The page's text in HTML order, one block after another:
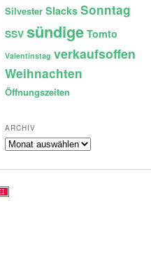
Silvester Slacks Sonntag
SSV sündige Tomto
Valentinstag verkaufsoffen
Weihnachten
Öffnungszeiten
ARCHIV
Archiv